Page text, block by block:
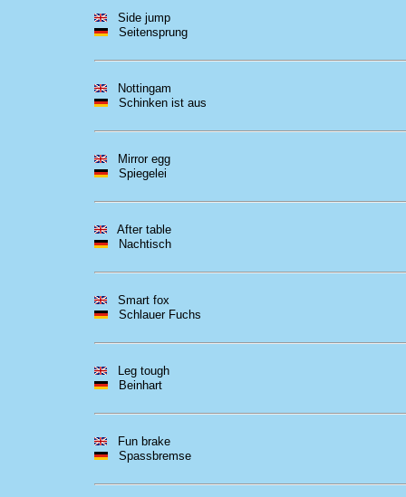
Side jump
Seitensprung
Nottingam
Schinken ist aus
Mirror egg
Spiegelei
After table
Nachtisch
Smart fox
Schlauer Fuchs
Leg tough
Beinhart
Fun brake
Spassbremse